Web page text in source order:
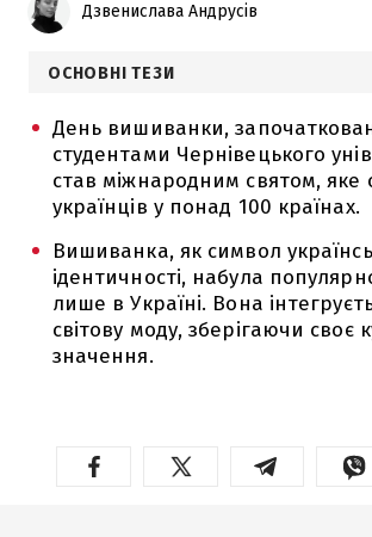
Дзвенислава Андрусів
ОСНОВНІ ТЕЗИ
День вишиванки,
студентами Чернівецького
став міжнародним святом, яке
українців у понад 100 країнах.
Вишиванка, як символ
ідентичності, набула
лише в Україні. Вона
світову моду, зберігаючи своє
значення.